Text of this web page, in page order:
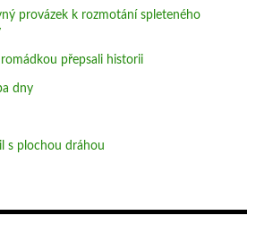
provázek k rozmotání spleteného
přepsali historii
dny
s plochou dráhou